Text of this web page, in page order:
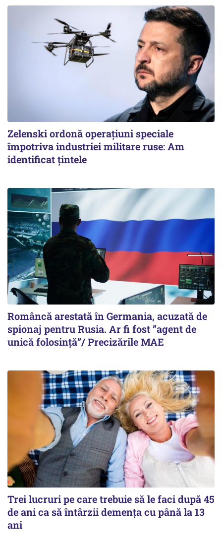
Zelenski ordonă operațiuni speciale
împotriva industriei militare ruse: Am
identificat țintele
Româncă arestată în Germania, acuzată de
spionaj pentru Rusia. Ar fi fost ”agent de
unică folosință”/ Precizările MAE
Trei lucruri pe care trebuie să le faci după 45
de ani ca să întârzii demența cu până la 13
ani